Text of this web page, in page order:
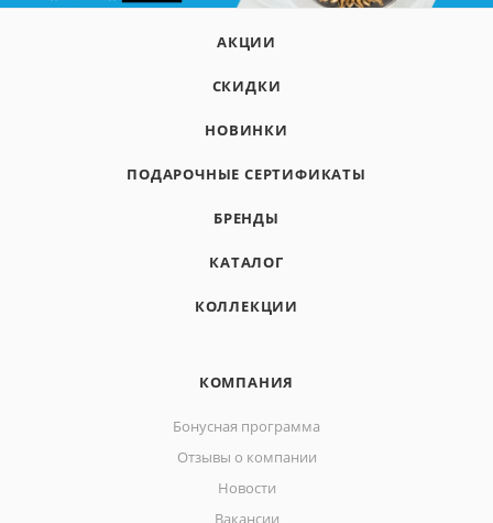
АКЦИИ
СКИДКИ
НОВИНКИ
ПОДАРОЧНЫЕ СЕРТИФИКАТЫ
БРЕНДЫ
КАТАЛОГ
КОЛЛЕКЦИИ
КОМПАНИЯ
Бонусная программа
Отзывы о компании
Новости
Вакансии